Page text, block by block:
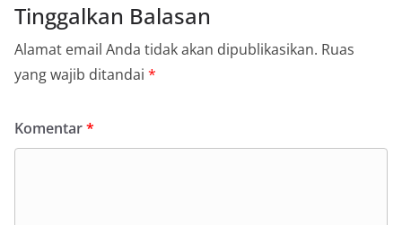
Tinggalkan Balasan
Alamat email Anda tidak akan dipublikasikan. Ruas
yang wajib ditandai *
Komentar*